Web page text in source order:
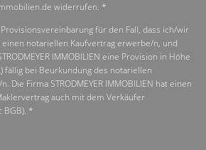
widerrufen. *
für den Fall, dass ich/wir
notariellen Kaufvertrag erwerbe/n, und
IMMOBILIEN eine Provision in Höhe
fällig bei Beurkundung des notariellen
Die Firma STRODMEYER IMMOBILIEN hat einen
auch mit dem Verkäufer
BGB). *